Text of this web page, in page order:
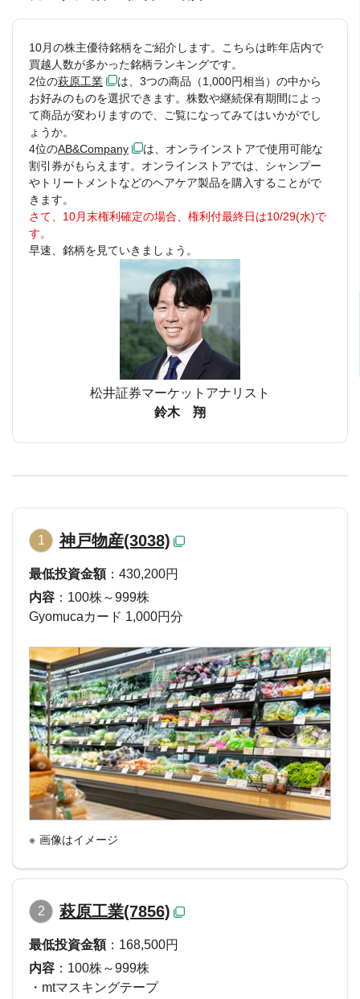
10月の株主優待銘柄をご紹介します。こちらは昨年店内で
買越人数が多かった銘柄ランキングです。
2位の萩原工業
は、3つの商品（1,000円相当）の中から
お好みのものを選択できます。株数や継続保有期間によっ
て商品が変わりますので、ご覧になってみてはいかがでし
ょうか。
4位のAB&Company
は、オンラインストアで使用可能な
割引券がもらえます。オンラインストアでは、シャンプー
やトリートメントなどのヘアケア製品を購入することがで
きます。
さて、10月末権利確定の場合、権利付最終日は10/29(水)で
す。
早速、銘柄を見ていきましょう。
松井証券マーケットアナリスト
鈴木 翔
1 神戸物産(3038)
最低投資金額：430,200円
内容 ：100株～999株
Gyomucaカード 1,000円分
画像はイメージ
2 萩原工業(7856)
最低投資金額：168,500円
内容 ：100株～999株
・mtマスキングテープ